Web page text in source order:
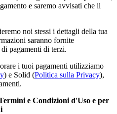
e saremo avvisati che il
noi stessi i dettagli della tua
saranno fornite
pagamenti di terzi.
i tuoi pagamenti utilizziamo
) e Solid (Politica sulla Privacy),
e Condizioni d'Uso e per